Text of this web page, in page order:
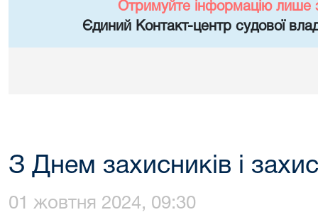
Отримуйте інформацію лише
Єдиний Контакт-центр судової
З Днем захисників і
01 жовтня 2024, 09:30